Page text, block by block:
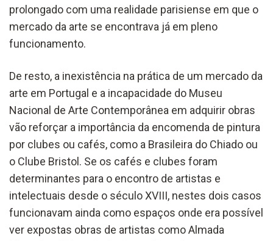
prolongado com uma realidade parisiense em que o
mercado da arte se encontrava já em pleno
funcionamento.
De resto, a inexistência na prática de um mercado da
arte em Portugal e a incapacidade do Museu
Nacional de Arte Contemporânea em adquirir obras
vão reforçar a importância da encomenda de pintura
por clubes ou cafés, como a Brasileira do Chiado ou
o Clube Bristol. Se os cafés e clubes foram
determinantes para o encontro de artistas e
intelectuais desde o século XVIII, nestes dois casos
funcionavam ainda como espaços onde era possível
ver expostas obras de artistas como Almada